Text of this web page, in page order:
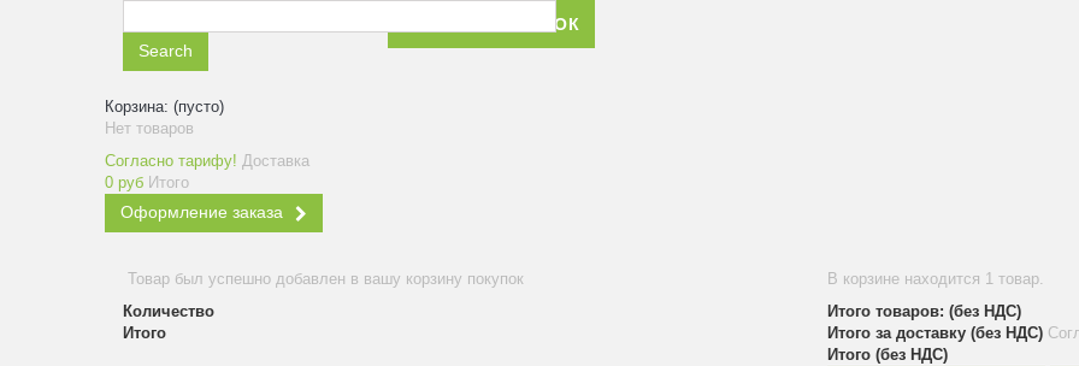
ЗАКАЗАТЬ ЗВОНОК
Search
Корзина: (пусто)
Нет товаров
Согласно тарифу! Доставка
0 руб Итого
Оформление заказа
Товар был успешно добавлен в вашу корзину покупок
Количество
Итого
В корзине находится 1 товар.
Итого товаров: (без НДС)
Итого за доставку (без НДС)
Итого (без НДС)